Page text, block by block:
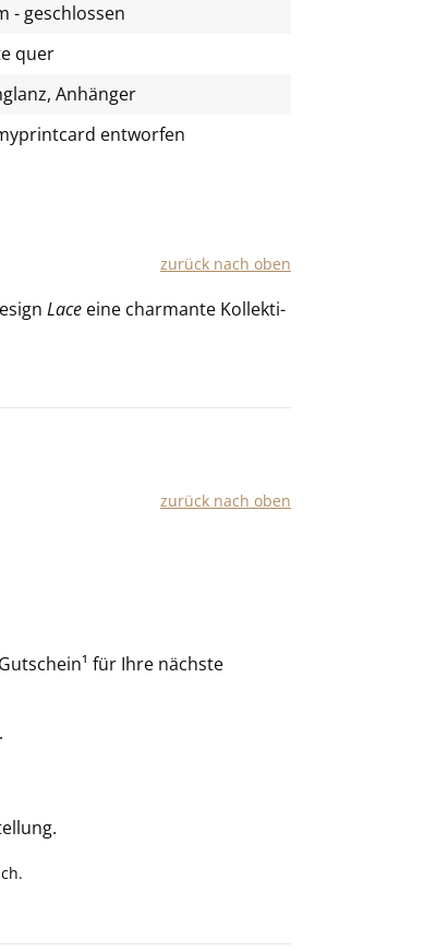
- geschlossen
quer
Anhänger
entworfen
zu­rück nach oben
Lace eine char­man­te Kol­lek­ti­
zurück nach oben
für Ihre nächste